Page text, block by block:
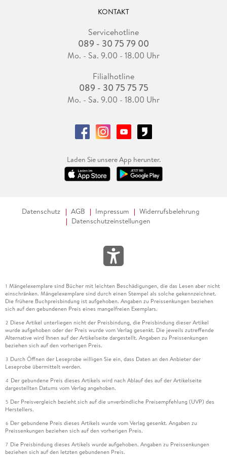
KONTAKT
Servicehotline
089 - 30 75 79 00
Mo. - Sa. 9.00 - 18.00 Uhr
Filialhotline
089 - 30 75 75 75
Mo. - Sa. 9.00 - 18.00 Uhr
Laden Sie unsere App herunter.
Datenschutz AGB Impressum
Widerrufsbelehrung
Datenschutzeinstellungen
1 Mängelexemplare sind Bücher mit leichten Beschädigungen, die das Lesen aber nicht
einschränken. Mängelexemplare sind durch einen Stempel als solche gekennzeichnet.
Die frühere Buchpreisbindung ist aufgehoben. Angaben zu Preissenkungen beziehen
sich auf den gebundenen Preis eines mangelfreien Exemplars.
2 Diese Artikel unterliegen nicht der Preisbindung, die Preisbindung dieser Artikel
wurde aufgehoben oder der Preis wurde vom Verlag gesenkt. Die jeweils zutreffende
Alternative wird Ihnen auf der Artikelseite dargestellt. Angaben zu Preissenkungen
beziehen sich auf den vorherigen Preis.
3 Durch Öffnen der Leseprobe willigen Sie ein, dass Daten an den Anbieter der
Leseprobe übermittelt werden.
4 Der gebundene Preis dieses Artikels wird nach Ablauf des auf der Artikelseite
dargestellten Datums vom Verlag angehoben.
5 Der Preisvergleich bezieht sich auf die unverbindliche Preisempfehlung (UVP) des
Herstellers.
6 Der gebundene Preis dieses Artikels wurde vom Verlag gesenkt. Angaben zu
Preissenkungen beziehen sich auf den vorherigen Preis.
7 Die Preisbindung dieses Artikels wurde aufgehoben. Angaben zu Preissenkungen
beziehen sich auf den letzten gebundenen Preis.